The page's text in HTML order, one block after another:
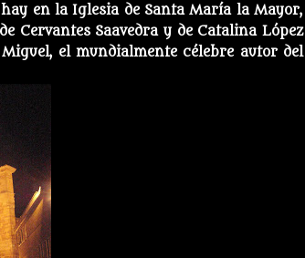
en la Iglesia de Santa María la Mayor,
Cervantes Saavedra y de Catalina López
el mundialmente célebre autor del